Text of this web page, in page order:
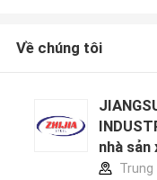
Về chúng tôi
nhà sản
Trung